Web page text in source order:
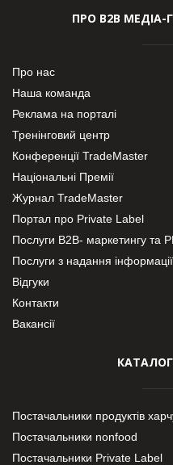
ПРО В2В МЕДІА-
Про нас
Наша команда
Реклама на порталі
Тренінговий центр
Конференції TradeMaster
Національні Премії
Журнал TradeMaster
Портал про Private Label
Послуги В2В- маркетингу та
Послуги з надання інформації
Відгуки
Контакти
Вакансії
Постачальники продуктів
Постачальники nonfood
Постачальники Private Label